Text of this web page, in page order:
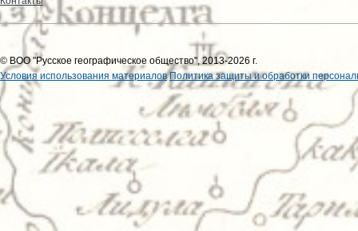
© ВОО "Русское географическое общество", 2013-2026 г.
Условия использования материалов Политика защиты и обработки